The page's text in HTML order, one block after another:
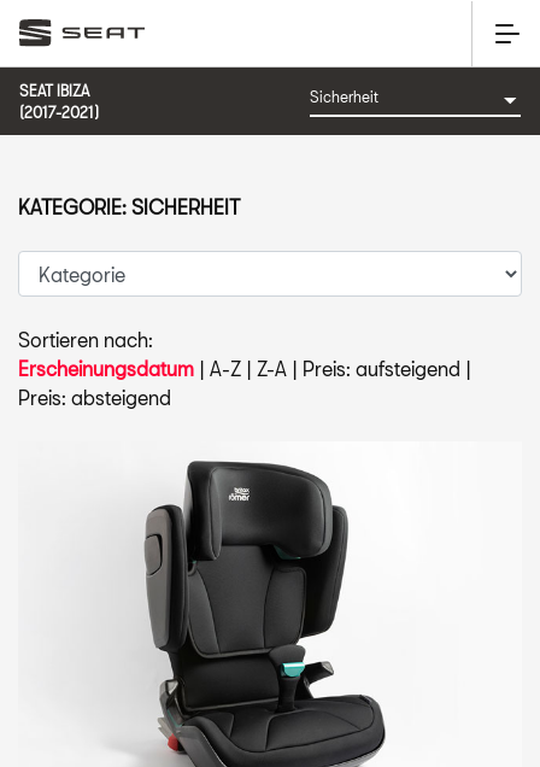
SEAT IBIZA
(2017-2021)
Sortieren nach:
Erscheinungsdatum | A-Z | Z-A | Preis: aufsteigend |
Preis: absteigend
KATEGORIE: SICHERHEIT